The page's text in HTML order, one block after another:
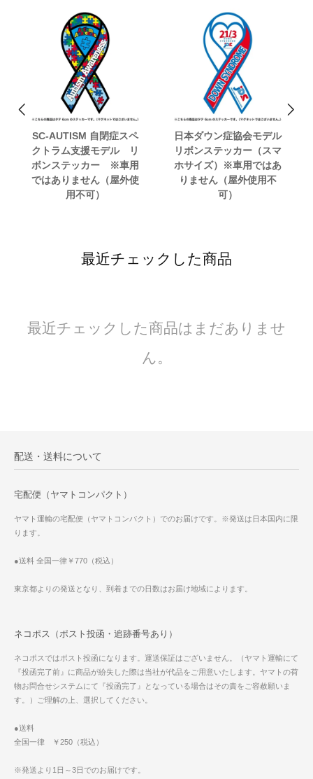
SC-AUTISM 自閉症スペ
クトラム支援モデル リ
ボンステッカー ※車用
ではありません（屋外使
用不可）
日本ダウン症協会モデル
リボンステッカー（スマ
ホサイズ）※車用ではあ
りません（屋外使用不
可）
最近チェックした商品
最近チェックした商品はまだありませ
ん。
配送・送料について
宅配便（ヤマトコンパクト）
ヤマト運輸の宅配便（ヤマトコンパクト）でのお届けです。※発送は日本国内に限
ります。
●送料 全国一律￥770（税込）
東京都よりの発送となり、到着までの日数はお届け地域によります。
ネコポス（ポスト投函・追跡番号あり）
ネコポスではポスト投函になります。運送保証はございません。（ヤマト運輸にて
『投函完了前』に商品が紛失した際は当社が代品をご用意いたします。ヤマトの荷
物お問合せシステムにて『投函完了』となっている場合はその責をご容赦願いま
す。）ご理解の上、選択してください。
●送料
全国一律 ￥250（税込）
※発送より1日～3日でのお届けです。